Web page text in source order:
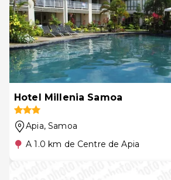
Hotel Millenia Samoa
Apia, Samoa
A 1.0 km de Centre de Apia